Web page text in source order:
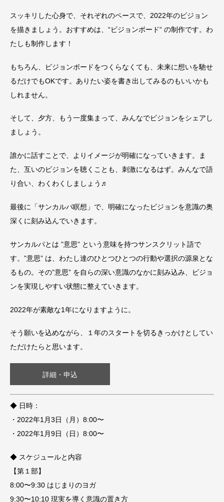
スッキリした心身で、それぞれのペースで、2022年のビジョン
を描きましょう。おすすめは、“ビジョンボード“ の制作です。わ
たしも制作します！
もちろん、ビジョンボードをつくらなくても、未来に想いを馳せ
るだけでもOKです。ありたい姿を書き出してみるのもいいかも
しれません。
そして、夕方、もう一度集まって、みんなでビジョンをシェアし
ましょう。
誰かに話すことで、よりイメージが明確になっていきます。ま
た、互いのビジョンを聴くことも、刺激になるはず。みんなで語
り合い、わくわくしましょう♬
最後に「サンカルパ瞑想」で、明確になったビジョンを意識の奥
深くに刻み込んでいきます。
サンカルパとは ”意思” という意味を持つサンスクリット語で
す。”意思” は、わたし達のひとつひとつの行動や選択の源泉とな
るもの。その”意思” を自らの深い意識のなかに刻み込み、ビジョ
ンを実現しやすい状態に整えていきます。
2022年が素敵な1年になりますように。
そう願いを込めながら、１年のスタートを切るきっかけとしてい
ただけたらと思います。
詳細・申込
◆ 日時：
・2022年1月3日（月）8:00〜
・2022年1月9日（日）8:00〜
◆ スケジュールと内容
【第１部】
8:00〜9:30 はじまりのヨガ
9:30〜10:10 現実を導く意識の置き方